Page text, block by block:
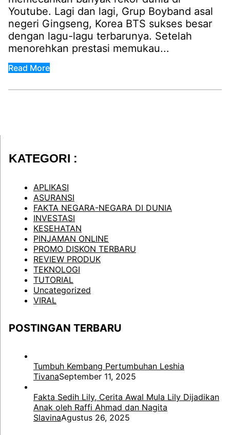
Youtube. Lagi dan lagi, Grup Boyband asal
negeri Gingseng, Korea BTS sukses besar
dengan lagu-lagu terbarunya. Setelah
menorehkan prestasi memukau...
Read More
KATEGORI :
APLIKASI
ASURANSI
FAKTA NEGARA-NEGARA DI DUNIA
INVESTASI
KESEHATAN
PINJAMAN ONLINE
PROMO DISKON TERBARU
REVIEW PRODUK
TEKNOLOGI
TUTORIAL
Uncategorized
VIRAL
POSTINGAN TERBARU
Tumbuh Kembang Pertumbuhan Leshia
TivanaSeptember 11, 2025
Fakta Sedih Lily, Cerita Awal Mula Lily Dijadikan
Anak oleh Raffi Ahmad dan Nagita
SlavinaAgustus 26, 2025